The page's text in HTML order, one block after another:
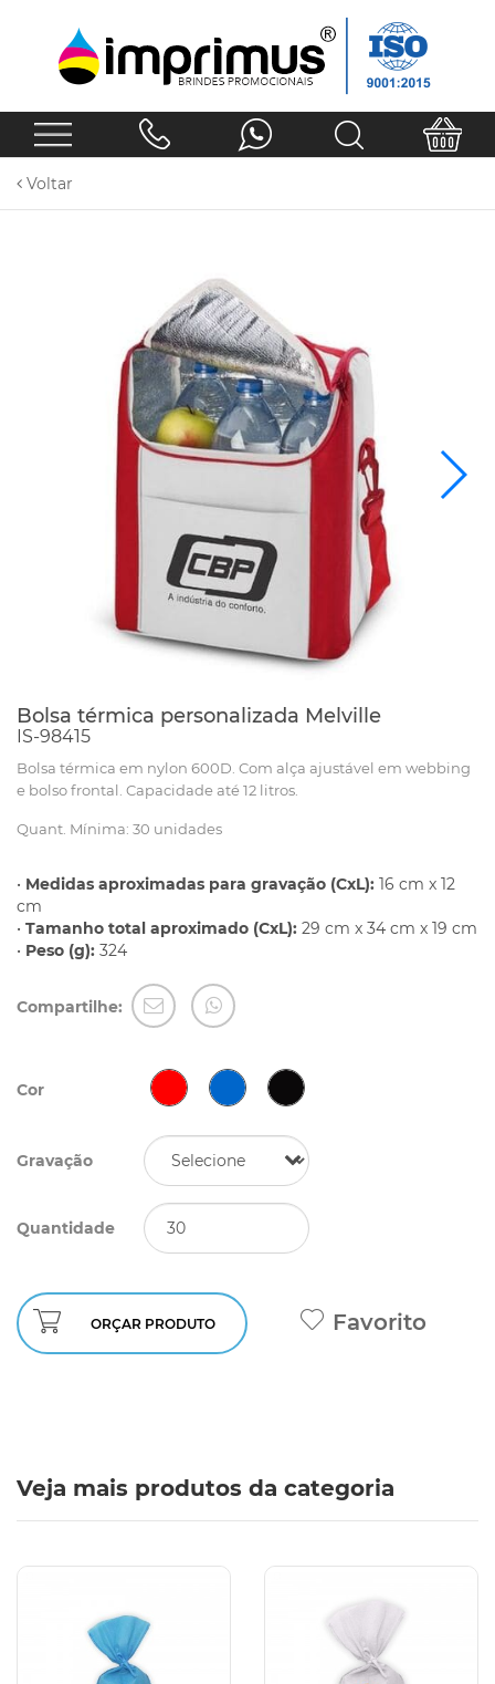
Voltar
Bolsa térmica personalizada Melville
IS-98415
Bolsa térmica em nylon 600D. Com alça ajustável em webbing
e bolso frontal. Capacidade até 12 litros.
Quant. Mínima: 30 unidades
• Medidas aproximadas para gravação (CxL): 16 cm x 12
cm
• Tamanho total aproximado (CxL): 29 cm x 34 cm x 19 cm
• Peso (g): 324
Compartilhe:
Cor
Gravação
Quantidade
ORÇAR PRODUTO Favorito
Veja mais produtos da categoria